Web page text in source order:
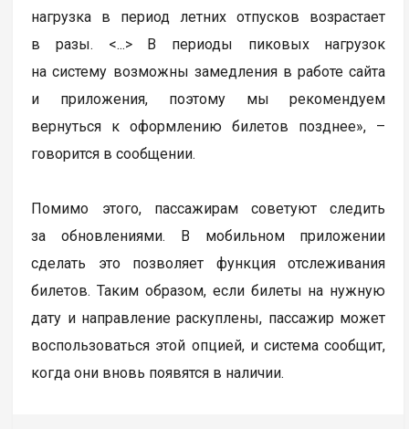
нагрузка в период летних отпусков возрастает
в разы. <...> В периоды пиковых нагрузок
на систему возможны замедления в работе сайта
и приложения, поэтому мы рекомендуем
вернуться к оформлению билетов позднее», –
говорится в сообщении.
Помимо этого, пассажирам советуют следить
за обновлениями. В мобильном приложении
сделать это позволяет функция отслеживания
билетов. Таким образом, если билеты на нужную
дату и направление раскуплены, пассажир может
воспользоваться этой опцией, и система сообщит,
когда они вновь появятся в наличии.